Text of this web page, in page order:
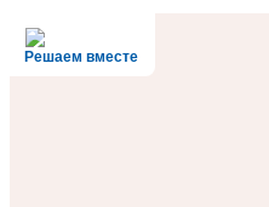
Решаем вместе